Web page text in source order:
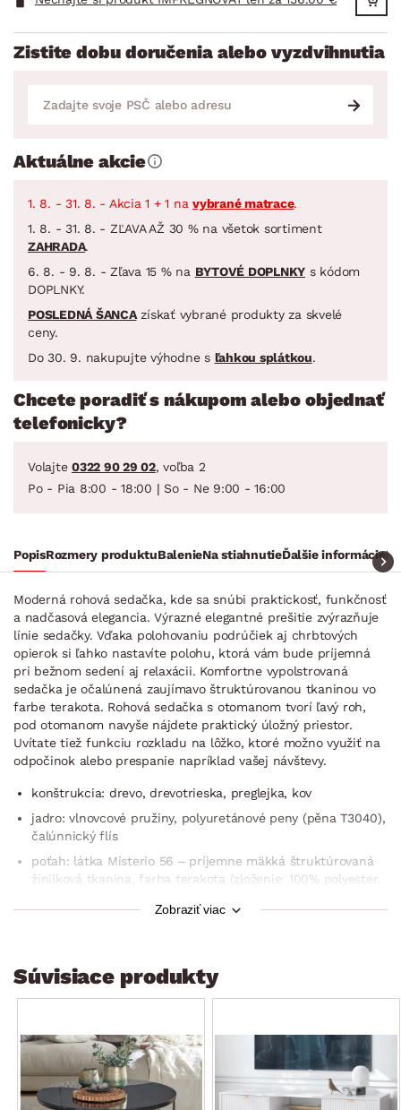
Zistite dobu doručenia alebo vyzdvihnutia
Aktuálne akcie
1. 8. - 31. 8. - Akcia 1 + 1 na vybrané matrace.
1. 8. - 31. 8. - ZĽAVA AŽ 30 % na všetok sortiment
ZAHRADA.
6. 8. - 9. 8. - Zľava 15 % na BYTOVÉ DOPLNKY s kódom
DOPLNKY.
POSLEDNÁ ŠANCAzískať vybrané produkty za skvelé
ceny.
Do 30. 9. nakupujte výhodne s ľahkou splátkou.
Chcete poradiť s nákupom alebo objednať
telefonicky?
Volajte 0322 90 29 02, voľba 2
Po - Pia 8:00 - 18:00 | So - Ne 9:00 - 16:00
PopisRozmery produktuBalenieNa stiahnutieĎalšie informácie
Moderná rohová sedačka, kde sa snúbi praktickosť, funkčnosť
a nadčasová elegancia. Výrazné elegantné prešitie zvýrazňuje
línie sedačky. Vďaka polohovaniu podrúčiek aj chrbtových
opierok si ľahko nastavíte polohu, ktorá vám bude príjemná
pri bežnom sedení aj relaxácii. Komfortne vypolstrovaná
sedačka je očalúnená zaujímavo štruktúrovanou tkaninou vo
farbe terakota. Rohová sedačka s otomanom tvorí ľavý roh,
pod otomanom navyše nájdete praktický úložný priestor.
Uvítate tiež funkciu rozkladu na lôžko, ktoré možno využiť na
odpočinok alebo prespanie napríklad vašej návštevy.
konštrukcia: drevo, drevotrieska, preglejka, kov
jadro: vlnovcové pružiny, polyuretánové peny (pěna T3040),
čalúnnický flís
poťah: látka Misterio 56 – príjemne mäkká štruktúrovaná
žinilková tkanina, farba terakota (zloženie: 100% polyester,
výrazné elegantné prešitie zvýrazňuje línie
rohový pôdorys – ľavý roh (otoman umiestnený vľavo)
sedák: priestranný, stredne mäkký
operadlo: stredne mäkké
3× široká opierka chrbta v hornej časti operadla –
Zobraziť viac
Súvisiace produkty